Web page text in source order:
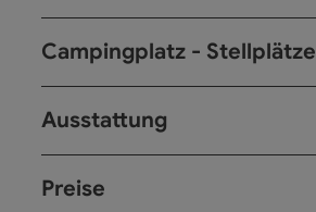
Campingplatz - Stellplätze
Ausstattung
Preise